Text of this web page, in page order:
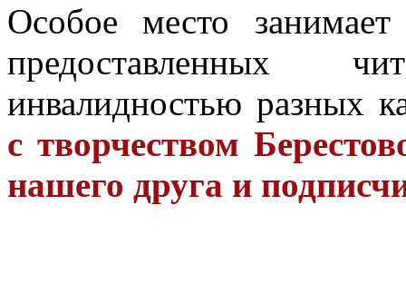
Особое место занимает
предоставленных
инвалидностью разных
с творчеством
нашего друга и